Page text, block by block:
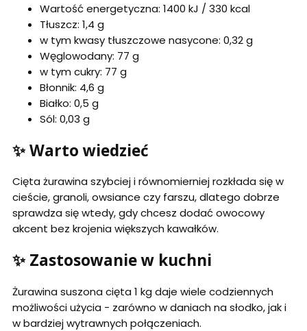
Wartość energetyczna: 1400 kJ / 330 kcal
Tłuszcz: 1,4 g
w tym kwasy tłuszczowe nasycone: 0,32 g
Węglowodany: 77 g
w tym cukry: 77 g
Błonnik: 4,6 g
Białko: 0,5 g
Sól: 0,03 g
✨ Warto wiedzieć
Cięta żurawina szybciej i równomierniej rozkłada się w
cieście, granoli, owsiance czy farszu, dlatego dobrze
sprawdza się wtedy, gdy chcesz dodać owocowy
akcent bez krojenia większych kawałków.
✨ Zastosowanie w kuchni
Żurawina suszona cięta 1 kg daje wiele codziennych
możliwości użycia - zarówno w daniach na słodko, jak i
w bardziej wytrawnych połączeniach.